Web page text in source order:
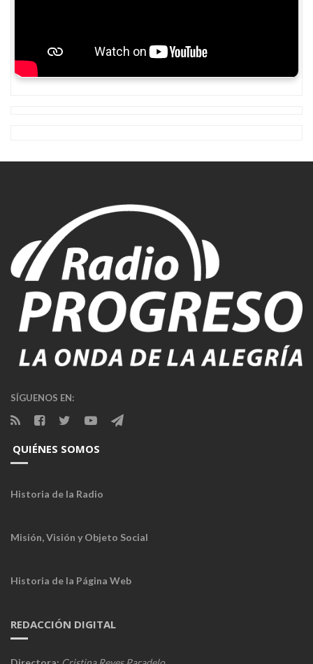
SÍGUENOS EN:
QUIÉNES SOMOS
Historia de la Radio
Misión, Visión y Objeto Social
Historia de la Página Web
REDACCIÓN DIGITAL